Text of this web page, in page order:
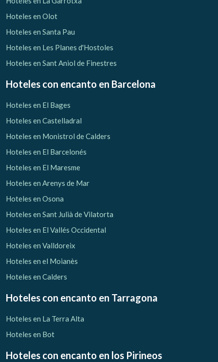
Verificar localizador
Hoteles en Olot
Hoteles en Santa Pau
Hoteles en Les Planes d'Hostoles
Hoteles en Sant Aniol de Finestres
Hoteles con encanto en Barcelona
Hoteles en El Bages
Hoteles en Castelladral
Hoteles en Monistrol de Calders
Hoteles en El Barcelonés
Hoteles en El Maresme
Hoteles en Arenys de Mar
Hoteles en Osona
Hoteles en Sant Julià de Vilatorta
Hoteles en El Vallés Occidental
Hoteles en Valldoreix
Hoteles en el Moianès
Hoteles en Calders
Hoteles con encanto en Tarragona
Hoteles en La Terra Alta
Hoteles en Bot
Hoteles con encanto en los Pirineos